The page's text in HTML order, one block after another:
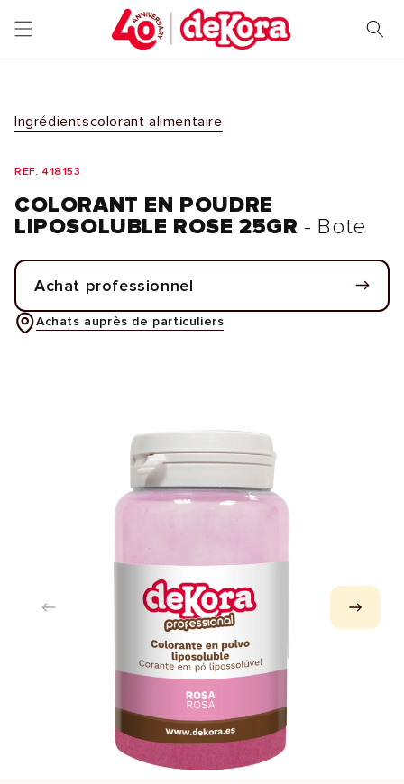
passer
au
Ingrédientscolorant alimentaire
REF. 418153
COLORANT EN POUDRE
LIPOSOLUBLE ROSE 25GR - Bote
Achat professionnel
Achats auprès de particuliers